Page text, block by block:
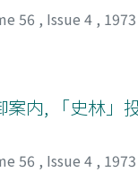
56 , Issue 4 , 1973
内, 「史林」
56 , Issue 4 , 1973